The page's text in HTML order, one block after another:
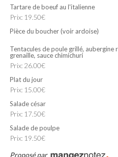
Tartare de boeuf au l'italienne
Prix: 19.50€
Pièce du boucher (voir ardoise)
Tentacules de poule grillé,
grenaille, sauce chimichuri
Prix: 26.00€
Plat du jour
Prix: 15.00€
Salade césar
Prix: 17.50€
Salade de poulpe
Prix: 19.50€
Proposé par